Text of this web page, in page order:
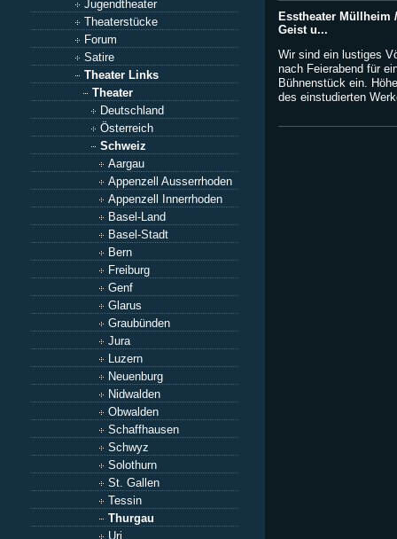
Jugendtheater
Theaterstücke
Forum
Satire
Theater Links
Theater
Deutschland
Österreich
Schweiz
Aargau
Appenzell Ausserrhoden
Appenzell Innerrhoden
Basel-Land
Basel-Stadt
Bern
Freiburg
Genf
Glarus
Graubünden
Jura
Luzern
Neuenburg
Nidwalden
Obwalden
Schaffhausen
Schwyz
Solothurn
St. Gallen
Tessin
Thurgau
Uri
Esstheater Müllheim
Geist u...
Wir sind ein lustiges
nach Feierabend für
Bühnenstück ein.
des einstudierten